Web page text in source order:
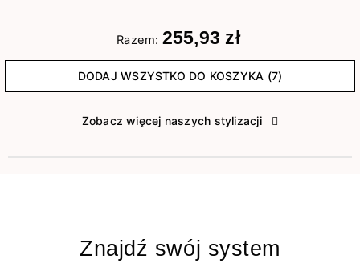
Razem: 255,93 zł
DODAJ WSZYSTKO DO KOSZYKA (7)
Zobacz więcej naszych stylizacji
Znajdź swój system